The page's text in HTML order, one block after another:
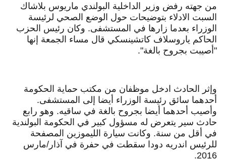
من جهته رفض وزير الداخلية البولندي ماريوس بلاشاك
السبت الادلاء بتوضيحات حول الوضع الصحي لرئيسة
الوزراء بعدما زارها في المستشفى. وكان رئيس الحزب
الحاكم ياروسلاف كاتشينسكي قال مساء الجمعة إنها
"أصيبت بجروح بالغة".
وإثر الحادث ادخل موظفان من مكتب حماية الحكومة
أحدهما سائق رئيسة الوزراء أيضا إلى المستشفى.
وأصيب أحدهما أيضا بجروح بالغة في ساقيه. وهو رابع
حادث سير يتعرض له مسؤول كبير في الحكومة البولندية
في أقل من سنة. وكانت سيارة الليموزين المصفحة
للرئيس اندريه دودا سقطت في حفرة في آذار/مارس
2016.